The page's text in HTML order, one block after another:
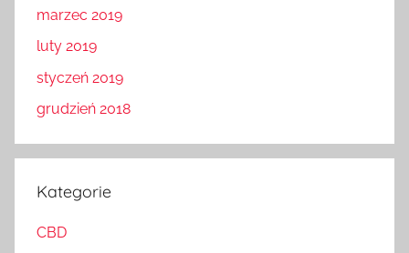
marzec 2019
luty 2019
styczeń 2019
grudzień 2018
Kategorie
CBD